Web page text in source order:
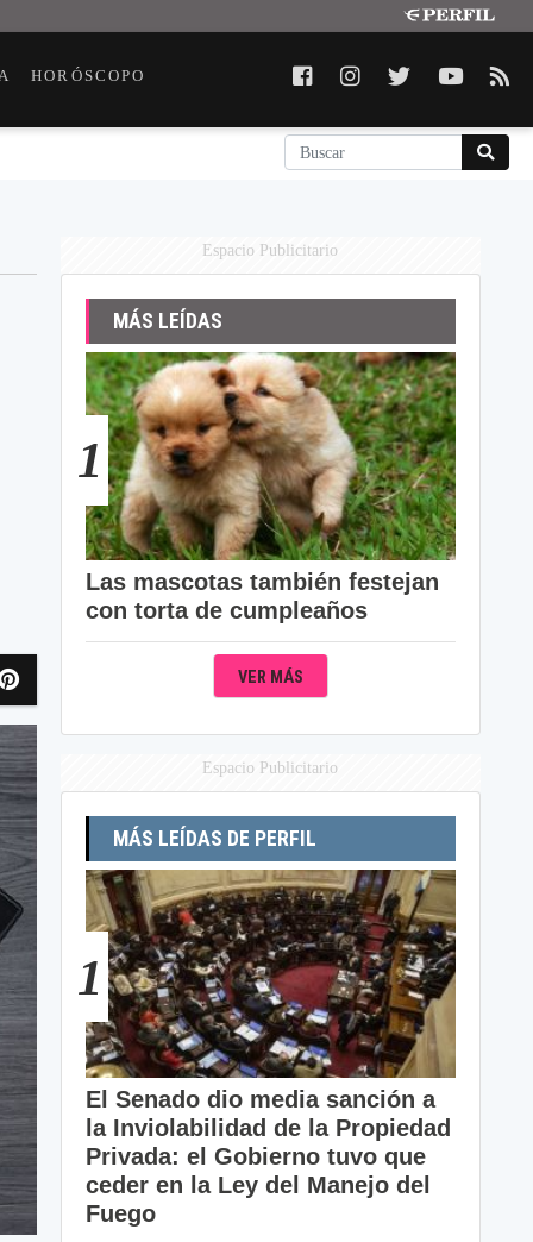
HORÓSCOPO
Espacio Publicitario
MÁS LEÍDAS
1
Las mascotas también festejan
con torta de cumpleaños
VER MÁS
Espacio Publicitario
MÁS LEÍDAS DE PERFIL
1
El Senado dio media sanción a
la Inviolabilidad de la Propiedad
Privada: el Gobierno tuvo que
ceder en la Ley del Manejo del
Fuego